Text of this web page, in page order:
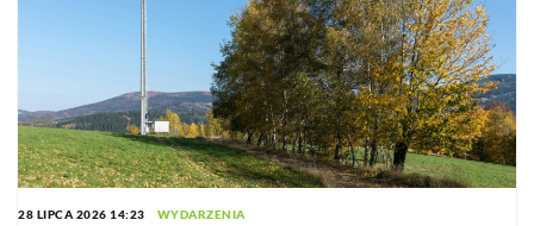
28 LIPCA 2026 14:23 WYDARZENIA